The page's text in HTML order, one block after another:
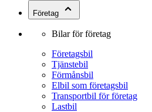
Företag
Bilar för företag
Företagsbil
Tjänstebil
Förmånsbil
Elbil som företagsbil
Transportbil för företag
Lastbil